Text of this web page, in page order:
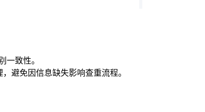
一致性。
避免因信息缺失影响查重流程。